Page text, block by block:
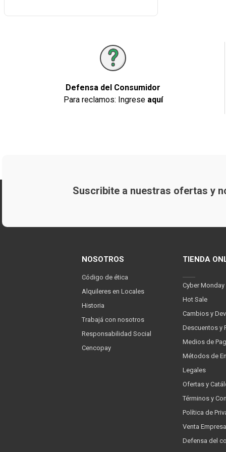
Defensa del Consumidor
Para reclamos: Ingrese aquí
Suscribite a nuestras ofertas y
NOSOTROS
Código de ética
Alquileres en Locales
Historia
Trabajá con nosotros
Responsabilidad Social
Cencopay
TIENDA
Cyber Monday
Hot Sale
Cambios y
Descuentos y
Medios de
Métodos de
Legales
Ofertas y
Términos y
Política de
Venta Empresa
Defensa del